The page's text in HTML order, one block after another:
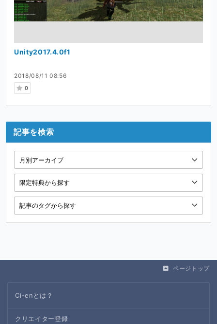
2018/08/11 08:56
0
Unity2017.4.0f1
記事を検索
ページトップ
Ci-enとは？
クリエイター登録